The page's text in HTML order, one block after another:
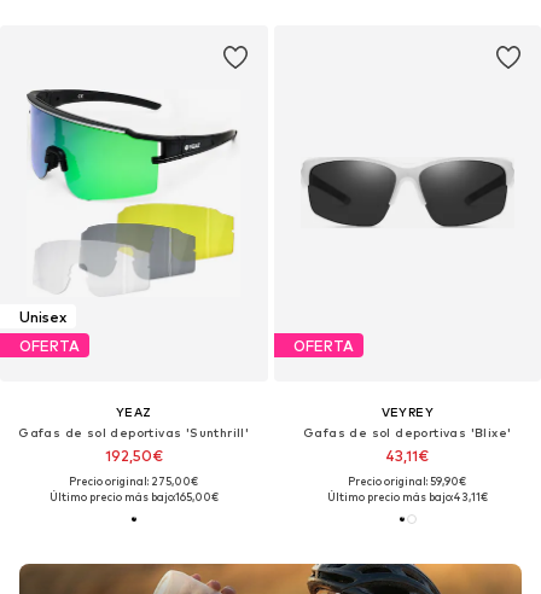
Unisex
OFERTA
YEAZ
Gafas de sol deportivas 'Sunthrill'
192,50€
Precio original: 275,00€
Último precio más bajo:165,00€
OFERTA
VEYREY
Gafas de sol deportivas 'Blixe'
43,11€
Precio original: 59,90€
Último precio más bajo:43,11€